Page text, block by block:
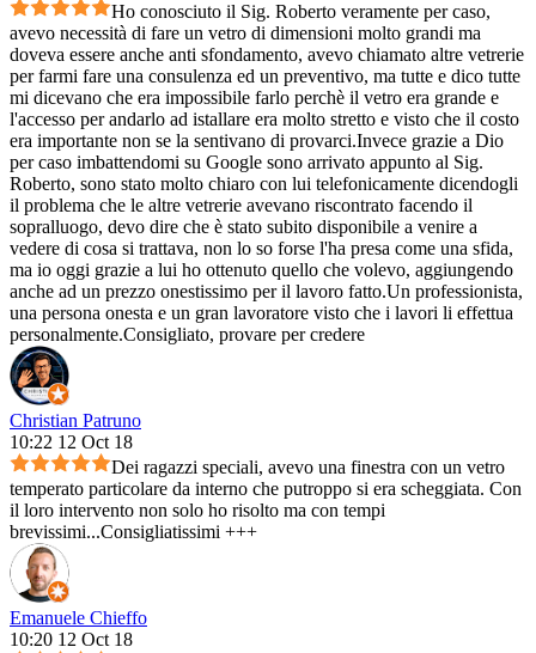
Ho conosciuto il Sig. Roberto veramente per caso,
avevo necessità di fare un vetro di dimensioni molto grandi ma
doveva essere anche anti sfondamento, avevo chiamato altre vetrerie
per farmi fare una consulenza ed un preventivo, ma tutte e dico tutte
mi dicevano che era impossibile farlo perchè il vetro era grande e
l'accesso per andarlo ad istallare era molto stretto e visto che il costo
era importante non se la sentivano di provarci.Invece grazie a Dio
per caso imbattendomi su Google sono arrivato appunto al Sig.
Roberto, sono stato molto chiaro con lui telefonicamente dicendogli
il problema che le altre vetrerie avevano riscontrato facendo il
sopralluogo, devo dire che è stato subito disponibile a venire a
vedere di cosa si trattava, non lo so forse l'ha presa come una sfida,
ma io oggi grazie a lui ho ottenuto quello che volevo, aggiungendo
anche ad un prezzo onestissimo per il lavoro fatto.Un professionista,
una persona onesta e un gran lavoratore visto che i lavori li effettua
personalmente.Consigliato, provare per credere
Christian Patruno
10:22 12 Oct 18
Dei ragazzi speciali, avevo una finestra con un vetro
temperato particolare da interno che putroppo si era scheggiata. Con
il loro intervento non solo ho risolto ma con tempi
brevissimi...Consigliatissimi +++
Emanuele Chieffo
10:20 12 Oct 18